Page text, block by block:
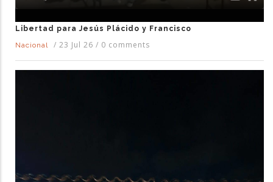
Libertad para Jesús Plácido y Francisco
Nacional
/ 23 Jul 26 / 0 comments